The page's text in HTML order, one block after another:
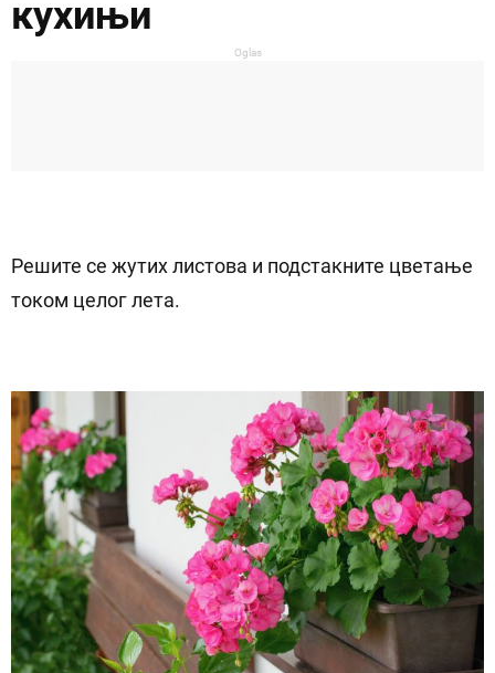
кухињи
Oglas
Решите се жутих листова и подстакните цветање
током целог лета.